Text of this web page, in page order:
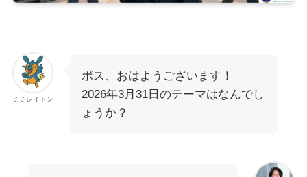
ミミレイドン
ボス、おはようございます！
2026年3月31日のテーマはなんでし
ょうか？